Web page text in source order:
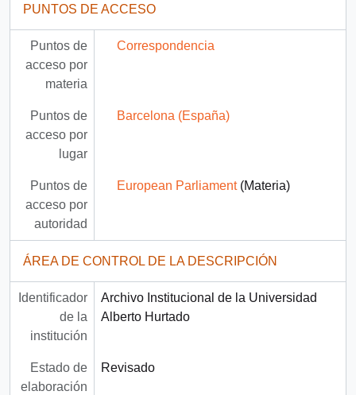
PUNTOS DE ACCESO
Puntos de
acceso por
materia
Correspondencia
Puntos de
acceso por
lugar
Barcelona (España)
Puntos de
acceso por
autoridad
European Parliament(Materia)
ÁREA DE CONTROL DE LA DESCRIPCIÓN
Identificador
de la
institución
Archivo Institucional de la Universidad
Alberto Hurtado
Estado de
elaboración
Revisado